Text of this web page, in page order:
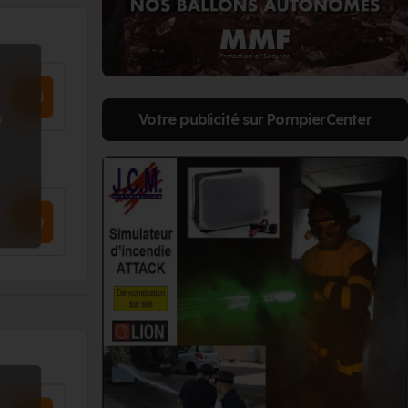
Votre publicité sur PompierCenter